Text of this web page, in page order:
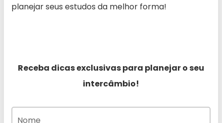
planejar seus estudos da melhor forma!
Receba dicas exclusivas para planejar o seu
intercâmbio!